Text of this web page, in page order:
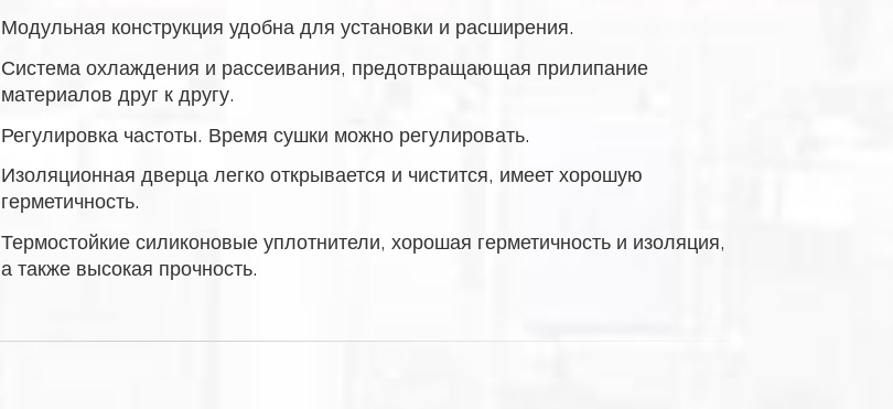
Модульная конструкция удобна для установки и расширения.
Система охлаждения и рассеивания, предотвращающая прилипание
материалов друг к другу.
Регулировка частоты. Время сушки можно регулировать.
Изоляционная дверца легко открывается и чистится, имеет хорошую
герметичность.
Термостойкие силиконовые уплотнители, хорошая герметичность и изоляция,
а также высокая прочность.